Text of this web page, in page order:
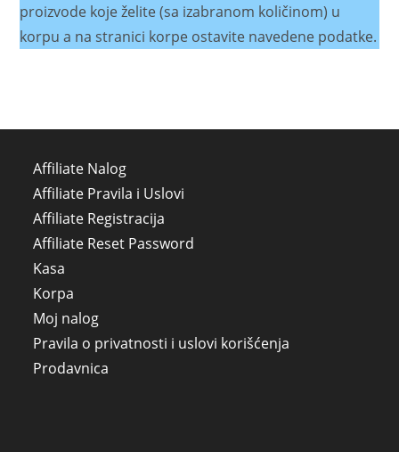
proizvode koje želite (sa izabranom količinom) u
korpu a na stranici korpe ostavite navedene podatke.
Affiliate Nalog
Affiliate Pravila i Uslovi
Affiliate Registracija
Affiliate Reset Password
Kasa
Korpa
Moj nalog
Pravila o privatnosti i uslovi korišćenja
Prodavnica